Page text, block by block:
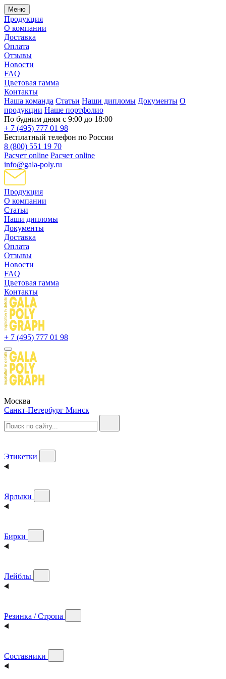
Меню
Продукция
О компании
Доставка
Оплата
Отзывы
Новости
FAQ
Цветовая гамма
Контакты
Наша команда Статьи Наши дипломы Документы О
продукции Наше портфолио
По будним дням с 9:00 до 18:00
+ 7 (495) 777 01 98
Бесплатный телефон по России
8 (800) 551 19 70
Расчет online Расчет online
info@gala-poly.ru
Продукция
О компании
Статьи
Наши дипломы
Документы
Доставка
Оплата
Отзывы
Новости
FAQ
Цветовая гамма
Контакты
+ 7 (495) 777 01 98
Москва
Санкт-Петербург Минск
Этикетки
Ярлыки
Бирки
Лейблы
Резинка / Стропа
Составники